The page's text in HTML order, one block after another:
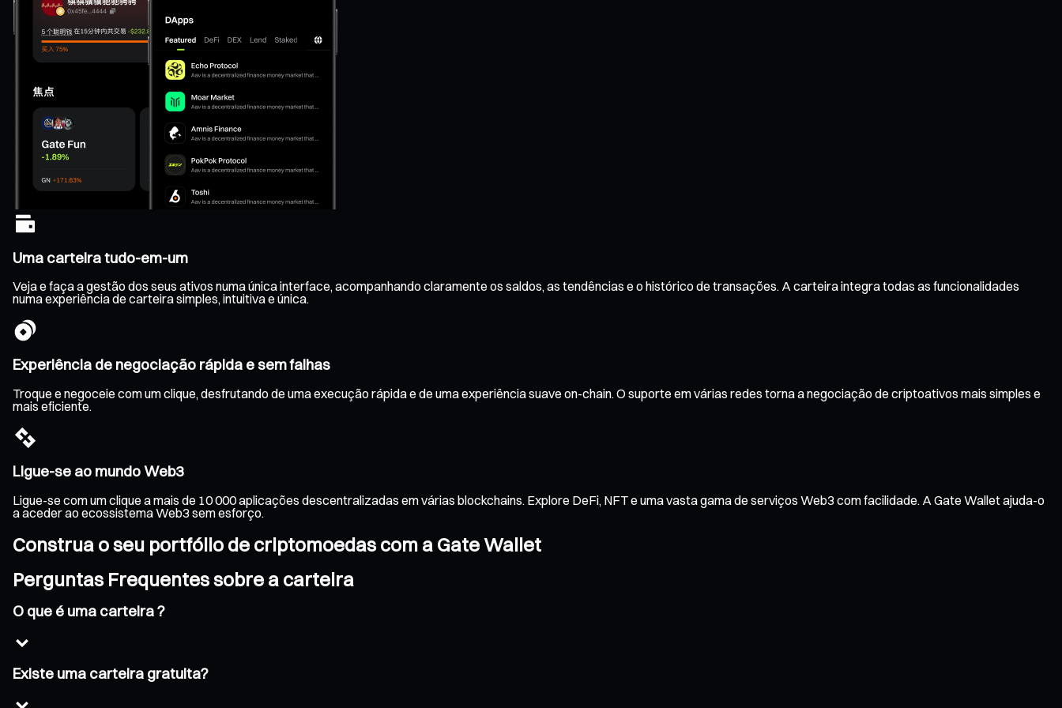
Uma carteira tudo-em-um
Veja e faça a gestão dos seus ativos numa única interface, acompanhando claramente os saldos, as tendências e o histórico de transações. A carteira integra todas as funcionalidades
numa experiência de carteira simples, intuitiva e única.
Experiência de negociação rápida e sem falhas
Troque e negoceie com um clique, desfrutando de uma execução rápida e de uma experiência suave on-chain. O suporte em várias redes torna a negociação de criptoativos mais simples e
mais eficiente.
Ligue-se ao mundo Web3
Ligue-se com um clique a mais de 10 000 aplicações descentralizadas em várias blockchains. Explore DeFi, NFT e uma vasta gama de serviços Web3 com facilidade. A Gate Wallet ajuda-o
a aceder ao ecossistema Web3 sem esforço.
Construa o seu portfólio de criptomoedas com a Gate Wallet
Perguntas Frequentes sobre a carteira
O que é uma carteira ?
Existe uma carteira gratuita?